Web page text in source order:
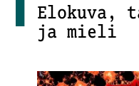
Elokuva,
ja mieli